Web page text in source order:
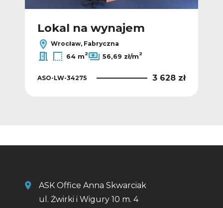
Lokal na wynajem
Wrocław, Fabryczna
64 m2 56,69 zł/m2
ASO-LW-34275 3 628 zł
ASK Office Anna Skwarciak
ul. Żwirki i Wigury 10 m. 4